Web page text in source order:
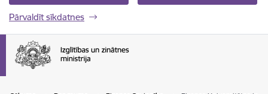
Pārvaldīt sīkdatnes